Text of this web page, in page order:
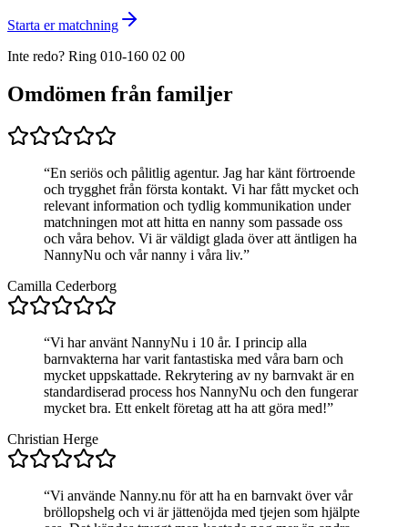
Starta er matchning
Inte redo? Ring 010-160 02 00
Omdömen från familjer
“En seriös och pålitlig agentur. Jag har känt förtroende
och trygghet från första kontakt. Vi har fått mycket och
relevant information och tydlig kommunikation under
matchningen mot att hitta en nanny som passade oss
och våra behov. Vi är väldigt glada över att äntligen ha
NannyNu och vår nanny i våra liv.”
Camilla Cederborg
“Vi har använt NannyNu i 10 år. I princip alla
barnvakterna har varit fantastiska med våra barn och
mycket uppskattade. Rekrytering av ny barnvakt är en
standardiserad process hos NannyNu och den fungerar
mycket bra. Ett enkelt företag att ha att göra med!”
Christian Herge
“Vi använde Nanny.nu för att ha en barnvakt över vår
bröllopshelg och vi är jättenöjda med tjejen som hjälpte